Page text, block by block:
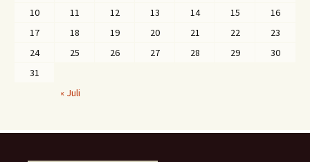
10
11 12 13 14 15
16
17
18 19 20 21 22
23
24
25 26 27 28 29
30
31
« Juli